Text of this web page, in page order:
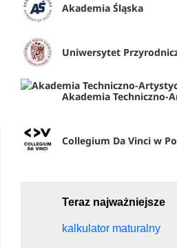
Akademia Śląska
Uniwersytet Przyrodniczy
Akademia Techniczno-Artystyczna - Wydział Wrocławska
Collegium Da Vinci w
Teraz najważniejsze
kalkulator maturalny